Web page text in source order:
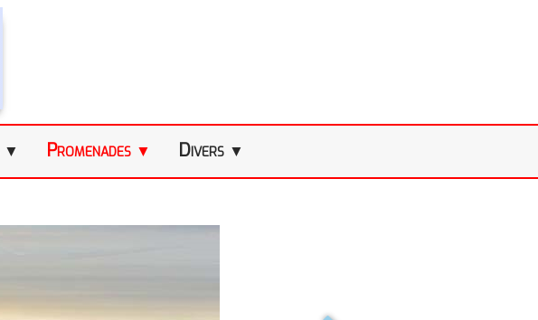
▼ Promenades ▼ Divers ▼